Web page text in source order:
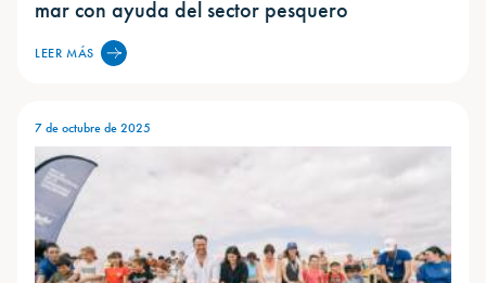
mar con ayuda del sector pesquero
LEER MÁS
7 de octubre de 2025